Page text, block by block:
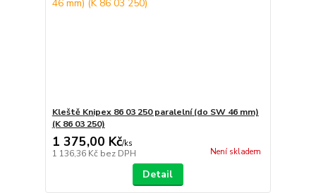
Kleště Knipex 86 03 250 paralelní (do SW 46 mm)
(K 86 03 250)
1 375,00 Kč/ks
1 136,36 Kč bez DPH Není skladem
Detail